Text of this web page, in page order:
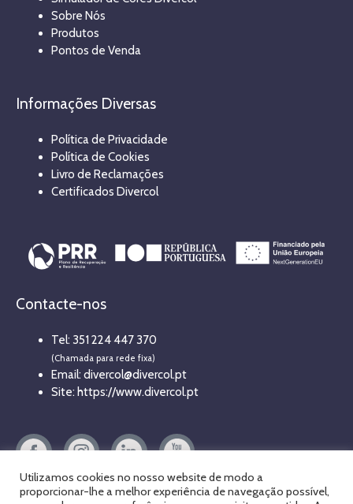
Sobre Nós
Produtos
Pontos de Venda
Informações Diversas
Política de Privacidade
Política de Cookies
Livro de Reclamações
Certificados Divercol
Contacte-nos
Tel: 351 224 447 370
(Chamada para rede fixa)
Email: divercol@divercol.pt
Site: https://www.divercol.pt
Utilizamos cookies no nosso website de modo a
proporcionar-lhe a melhor experiência de navegação possível,